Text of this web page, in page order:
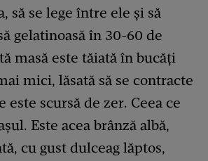
să se lege între ele și să
gelatinoasă în 30-60 de
masă este tăiată în bucăți
mici, lăsată să se contracte
este scursă de zer. Ceea ce
Este acea brânză albă,
cu gust dulceag lăptos,